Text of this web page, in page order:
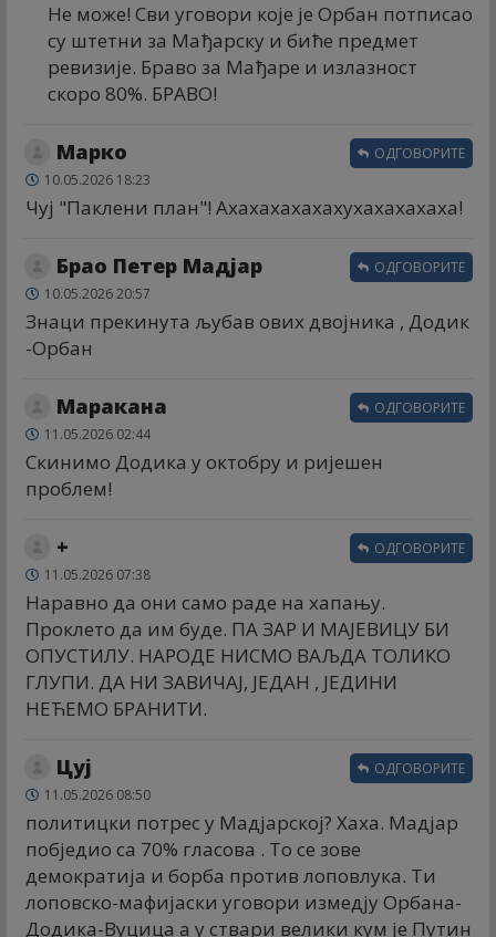
Не може! Сви уговори које је Орбан потписао
су штетни за Мађарску и биће предмет
ревизије. Браво за Мађаре и излазност
скоро 80%. БРАВО!
Марко
10.05.2026 18:23
Чуј "Паклени план"! Ахахахахахахyхахахахаха!
ОДГОВОРИТЕ
Брао Петер Мадјар
10.05.2026 20:57
Знаци прекинута љубав ових двојника , Додик
-Орбан
ОДГОВОРИТЕ
Маракана
11.05.2026 02:44
Скинимо Додика у октобру и ријешен
проблем!
ОДГОВОРИТЕ
+
11.05.2026 07:38
Наравно да они само раде на хапању.
Проклето да им буде. ПА ЗАР И МАЈЕВИЦУ БИ
ОПУСТИЛУ. НАРОДЕ НИСМО ВАЉДА ТОЛИКО
ГЛУПИ. ДА НИ ЗАВИЧАЈ, ЈЕДАН , ЈЕДИНИ
НЕЋЕМО БРАНИТИ.
ОДГОВОРИТЕ
Цуј
11.05.2026 08:50
политицки потрес у Мадјарској? Хаха. Мадјар
побједио са 70% гласова . То се зове
демократија и борба против лоповлука. Ти
лоповско-мафијаски уговори измедју Орбана-
Додика-Вуцица а у ствари велики кум је Путин
ОДГОВОРИТЕ